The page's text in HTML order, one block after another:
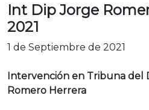
Int Dip Jorge
2021
1 de Septiembre de 2021
Intervención en Tribuna del
Romero Herrera